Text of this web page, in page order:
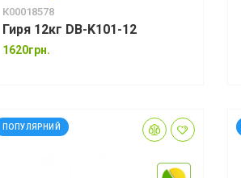
К00018578
Гиря 12кг DB-K101-12
1620грн.
ПОПУЛЯРНИЙ